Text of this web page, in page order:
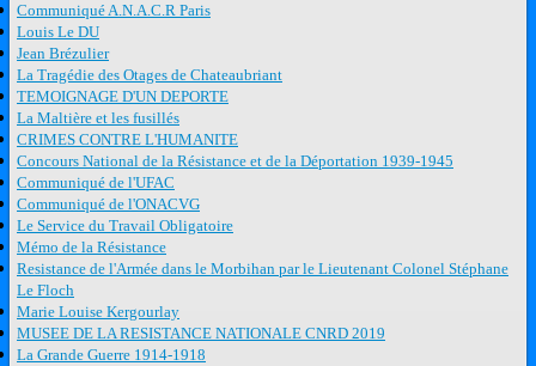
Communiqué A.N.A.C.R Paris
Louis Le DU
Jean Brézulier
La Tragédie des Otages de Chateaubriant
TEMOIGNAGE D'UN DEPORTE
La Maltière et les fusillés
CRIMES CONTRE L'HUMANITE
Concours National de la Résistance et de la Déportation 1939-1945
Communiqué de l'UFAC
Communiqué de l'ONACVG
Le Service du Travail Obligatoire
Mémo de la Résistance
Resistance de l'Armée dans le Morbihan par le Lieutenant Colonel Stéphane
Le Floch
Marie Louise Kergourlay
MUSEE DE LA RESISTANCE NATIONALE CNRD 2019
La Grande Guerre 1914-1918